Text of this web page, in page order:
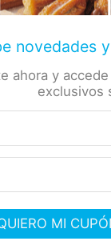
novedades
ahora y
exclusivos
MI
🏷️ Todas las
Espumantes y
Compra